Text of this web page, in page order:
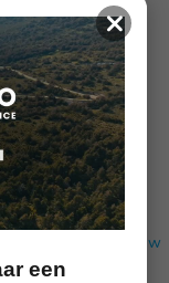
Schrijf een review
×
een